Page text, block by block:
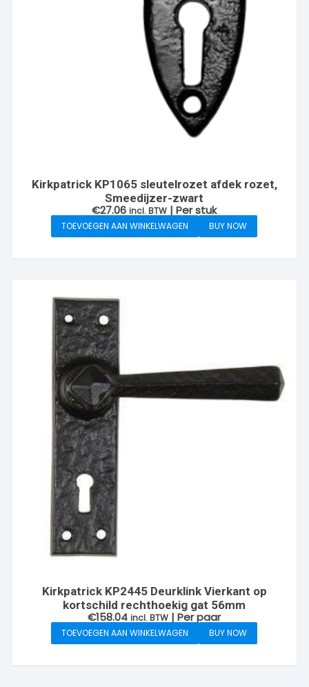
Kirkpatrick KP1065 sleutelrozet afdek rozet,
Smeedijzer-zwart
€27.06 incl. BTW | Per stuk
TOEVOEGEN AAN WINKELWAGEN BUY NOW
Kirkpatrick KP2445 Deurklink Vierkant op
kortschild rechthoekig gat 56mm
€158.04 incl. BTW | Per paar
TOEVOEGEN AAN WINKELWAGEN BUY NOW